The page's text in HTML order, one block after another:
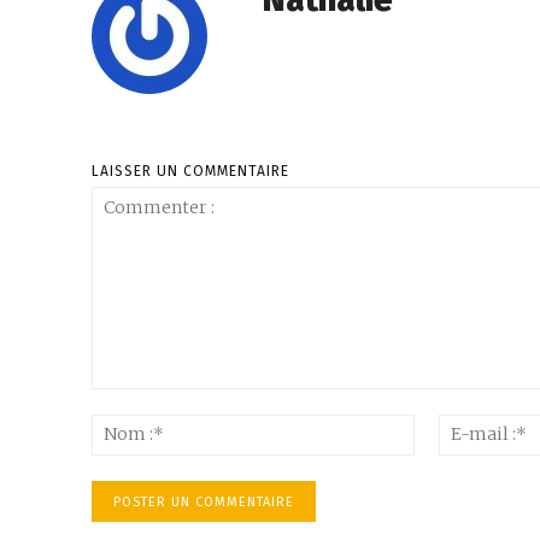
LAISSER UN COMMENTAIRE